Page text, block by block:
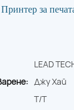
за
LEAD
Джу Хай
T/T